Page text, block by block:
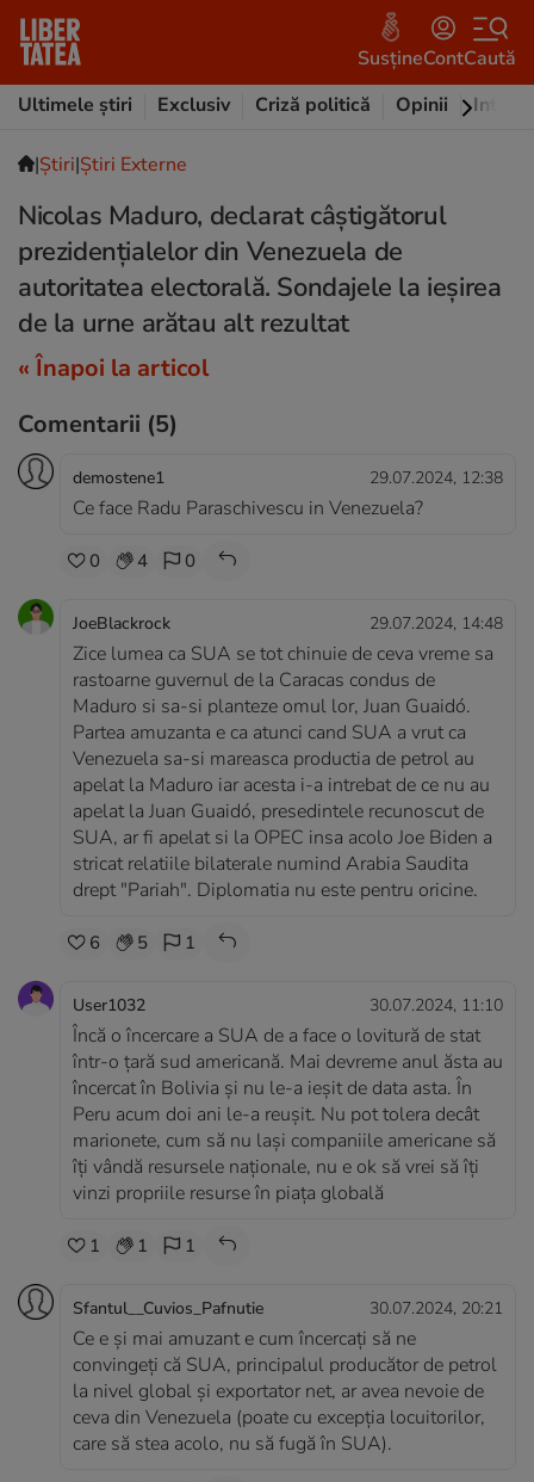
SusțineContCaută
Ultimele știri
Exclusiv Criză politică Opinii
|Ştiri|Știri Externe
Nicolas Maduro, declarat câștigătorul
prezidențialelor din Venezuela de
autoritatea electorală. Sondajele la ieşirea
de la urne arătau alt rezultat
« Înapoi la articol
Comentarii (5)
demostene1 29.07.2024, 12:38
Ce face Radu Paraschivescu in Venezuela?
0 4 0
JoeBlackrock 29.07.2024, 14:48
Zice lumea ca SUA se tot chinuie de ceva vreme sa
rastoarne guvernul de la Caracas condus de
Maduro si sa-si planteze omul lor, Juan Guaidó.
Partea amuzanta e ca atunci cand SUA a vrut ca
Venezuela sa-si mareasca productia de petrol au
apelat la Maduro iar acesta i-a intrebat de ce nu au
apelat la Juan Guaidó, presedintele recunoscut de
SUA, ar fi apelat si la OPEC insa acolo Joe Biden a
stricat relatiile bilaterale numind Arabia Saudita
drept "Pariah". Diplomatia nu este pentru oricine.
6 5 1
User1032 30.07.2024, 11:10
Încă o încercare a SUA de a face o lovitură de stat
într-o țară sud americană. Mai devreme anul ăsta au
încercat în Bolivia și nu le-a ieșit de data asta. În
Peru acum doi ani le-a reușit. Nu pot tolera decât
marionete, cum să nu lași companiile americane să
îți vândă resursele naționale, nu e ok să vrei să îți
vinzi propriile resurse în piața globală
1 1 1
Sfantul__Cuvios_Pafnutie 30.07.2024, 20:21
Ce e și mai amuzant e cum încercați să ne
convingeți că SUA, principalul producător de petrol
la nivel global și exportator net, ar avea nevoie de
ceva din Venezuela (poate cu excepția locuitorilor,
care să stea acolo, nu să fugă în SUA).